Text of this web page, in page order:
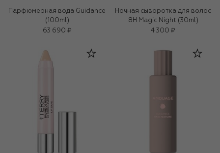
Парфюмерная вода Guidance
(100ml)
63 690 ₽
Ночная cыворотка для волос
8H Magic Night (30ml)
4 300 ₽